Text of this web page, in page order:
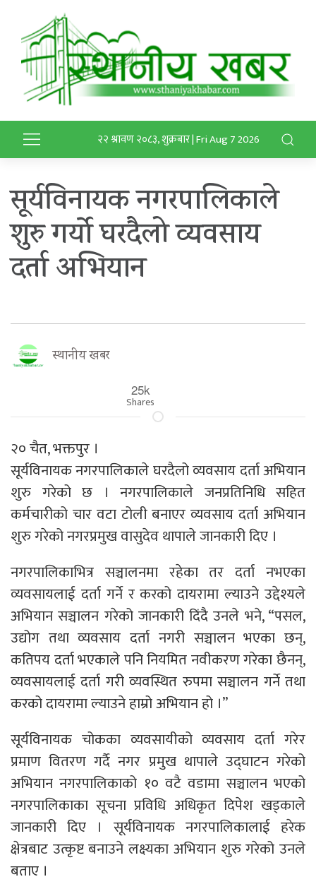
२२ श्रावण २०८३, शुक्रबार | Fri Aug 7 2026
सूर्यविनायक नगरपालिकाले
शुरु गर्याे घरदैलो व्यवसाय
दर्ता अभियान
स्थानीय खबर
25k
Shares
२० चैत, भक्तपुर ।
सूर्यविनायक नगरपालिकाले घरदैलो व्यवसाय दर्ता अभियान
शुरु गरेको छ । नगरपालिकाले जनप्रतिनिधि सहित
कर्मचारीको चार वटा टोली बनाएर व्यवसाय दर्ता अभियान
शुरु गरेको नगरप्रमुख वासुदेव थापाले जानकारी दिए ।
नगरपालिकाभित्र सञ्चालनमा रहेका तर दर्ता नभएका
व्यवसायलाई दर्ता गर्ने र करको दायरामा ल्याउने उद्देश्यले
अभियान सञ्चालन गरेको जानकारी दिंदै उनले भने, “पसल,
उद्योग तथा व्यवसाय दर्ता नगरी सञ्चालन भएका छन्,
कतिपय दर्ता भएकाले पनि नियमित नवीकरण गरेका छैनन्,
व्यवसायलाई दर्ता गरी व्यवस्थित रुपमा सञ्चालन गर्ने तथा
करको दायरामा ल्याउने हाम्रो अभियान हो ।”
सूर्यविनायक चोकका व्यवसायीको व्यवसाय दर्ता गरेर
प्रमाण वितरण गर्दै नगर प्रमुख थापाले उद्घाटन गरेको
अभियान नगरपालिकाको १० वटै वडामा सञ्चालन भएको
नगरपालिकाका सूचना प्रविधि अधिकृत दिपेश खड्काले
जानकारी दिए । सूर्यविनायक नगरपालिकालाई हरेक
क्षेत्रबाट उत्कृष्ट बनाउने लक्ष्यका अभियान शुरु गरेको उनले
बताए ।